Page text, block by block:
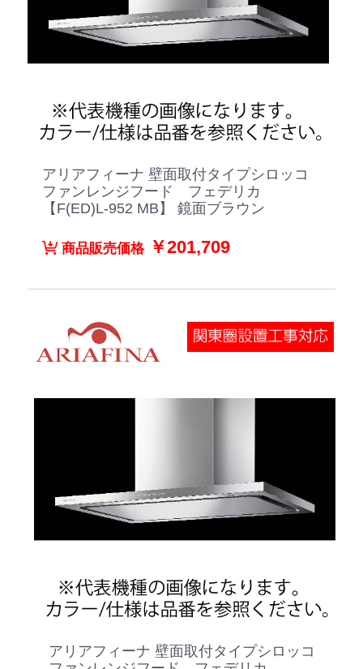
アリアフィーナ 壁面取付タイプシロッコ
ファンレンジフード フェデリカ
【F(ED)L-952 MB】 鏡面ブラウン
商品販売価格￥201,709
アリアフィーナ 壁面取付タイプシロッコ